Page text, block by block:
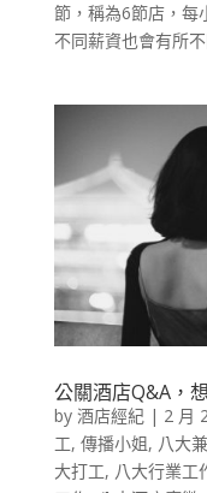
節，稱為6節店，每
不同薪資也會有所
公關酒店Q&A，
by 酒店經紀| 2 月
工, 傳播小姐, 八大
大打工, 八大行業工